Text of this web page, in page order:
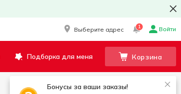
Выберите адрес 1 Войти
Подборка для меня Корзина
Бонусы за ваши заказы!